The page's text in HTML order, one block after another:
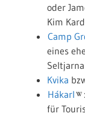
oder
Kim
Camp
eines
Kvika
Hákarl
für